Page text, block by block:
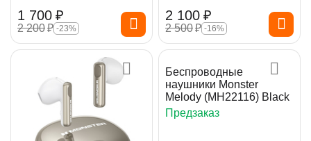
1 700 ₽
2 200₽ -23%
2 100 ₽
2 500₽ -16%
Беспроводные
наушники Monster
Melody (MH22116) Black
Предзаказ